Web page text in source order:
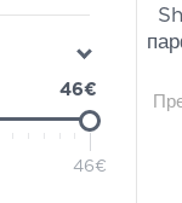
46€
46€